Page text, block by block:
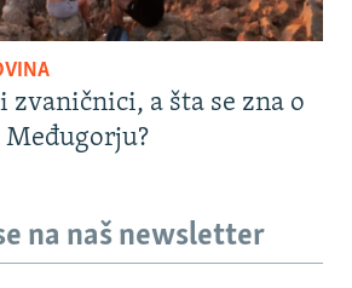
zvaničnici, a šta se zna o
na naš newsletter